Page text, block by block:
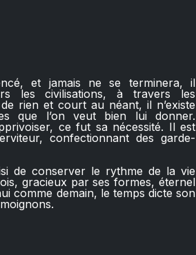
et jamais ne se terminera, il
les civilisations, à travers les
rien et court au néant, il n’existe
que l’on veut bien lui donner.
ce fut sa nécessité. Il est
confectionnant des garde-
de conserver le rythme de la vie
gracieux par ses formes, éternel
comme demain, le temps dicte son